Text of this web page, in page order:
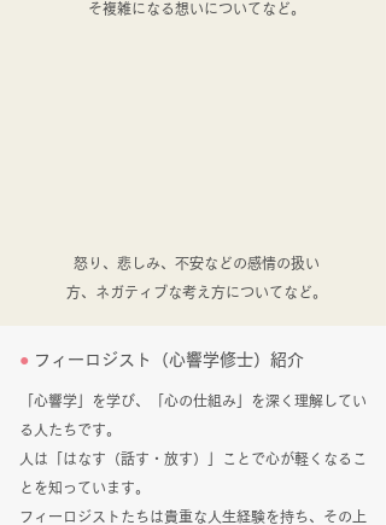
そ複雑になる想いについてなど。
​ 怒り、悲しみ、不安などの感情の扱い
方、ネガティブな考え方についてなど。
● フィーロジスト（心響学修士）紹介
「心響学」を学び、「心の仕組み」を深く理解してい
る人たちです。
人は「はなす（話す・放す）」ことで心が軽くなるこ
とを知っています。
フィーロジストたちは貴重な人生経験を持ち、その上